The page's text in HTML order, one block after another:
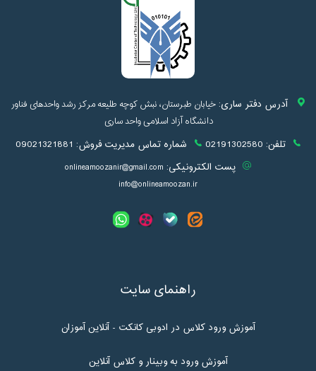
آدرس دفتر ساری:خیابان طبرستان، نبش کوچه طلیعه مرکز رشد واحدهای فناور
دانشگاه آزاد اسلامی واحد ساری
تلفن: 02191302580 شماره تماس مدیریت فروش: 09021321881
پست الکترونیکی: onlineamoozanir@gmail.com
info@onlineamoozan.ir
راهنمای سایت
آموزش ورود کلاس در ادوبی کانکت - آنلاین آموزان
آموزش ورود به وبینار و کلاس آنلاین